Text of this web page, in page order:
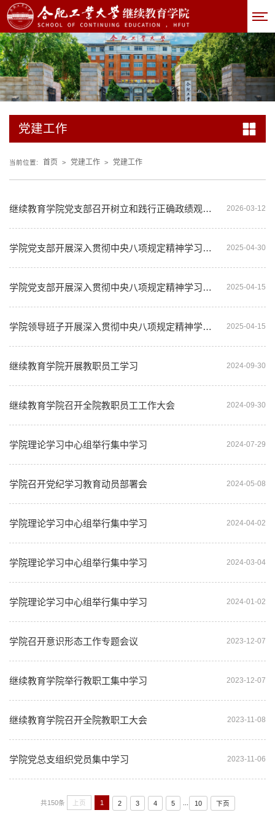
党建工作
当前位置: 首页 > 党建工作 > 党建工作
继续教育学院党支部召开树立和践行正确政绩观学习教育启动部署会 2026-03-12
学院党支部开展深入贯彻中央八项规定精神学习教育专题学习 2025-04-30
学院党支部开展深入贯彻中央八项规定精神学习教育专题学习 2025-04-15
学院领导班子开展深入贯彻中央八项规定精神学习教育专题学习 2025-04-15
继续教育学院开展教职员工学习 2024-09-30
继续教育学院召开全院教职员工工作大会 2024-09-30
学院理论学习中心组举行集中学习 2024-07-29
学院召开党纪学习教育动员部署会 2024-05-08
学院理论学习中心组举行集中学习 2024-04-02
学院理论学习中心组举行集中学习 2024-03-04
学院理论学习中心组举行集中学习 2024-01-02
学院召开意识形态工作专题会议 2023-12-07
继续教育学院举行教职工集中学习 2023-12-07
继续教育学院召开全院教职工大会 2023-11-08
学院党总支组织党员集中学习 2023-11-06
共150条 上页 1 2 3 4 5 10 下页